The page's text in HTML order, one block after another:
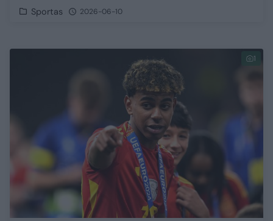
Sportas 2026-06-10
1